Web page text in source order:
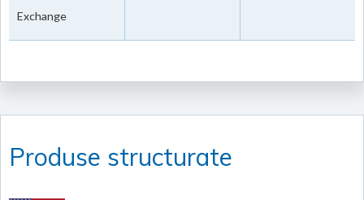
Exchange
Produse structurate